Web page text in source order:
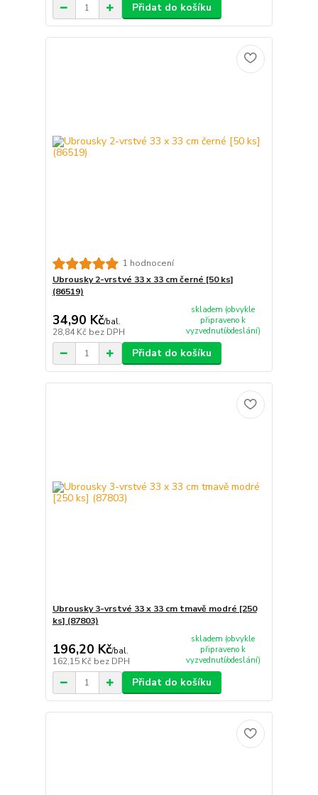
Přidat do košíku
1 hodnocení
Ubrousky 2-vrstvé 33 x 33 cm černé [50 ks]
(86519)
34,90 Kč/bal.
28,84 Kč bez DPH
skladem (obvykle
připraveno k
vyzvednutí/odeslání)
Přidat do košíku
Ubrousky 3-vrstvé 33 x 33 cm tmavě modré [250
ks] (87803)
196,20 Kč/bal.
162,15 Kč bez DPH
skladem (obvykle
připraveno k
vyzvednutí/odeslání)
Přidat do košíku